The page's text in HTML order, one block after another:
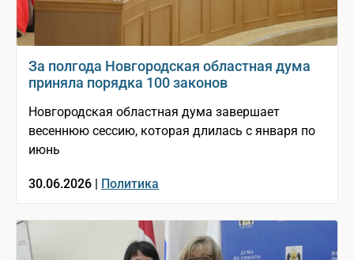
За полгода Новгородская областная дума
приняла порядка 100 законов
Новгородская областная дума завершает
весеннюю сессию, которая длилась с января по
июнь
30.06.2026 | Политика